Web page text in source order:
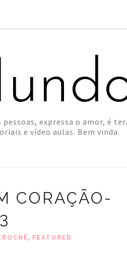
expressa o amor, é
e vídeo aulas. Bem vinda.
CORAÇÃO-
, FEATURED